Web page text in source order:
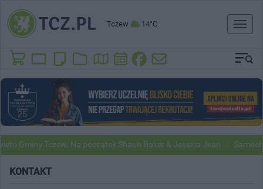
Tczew 14°C
Toggle
Gminy Tczew. Na początek Shaun Baker & Jessica Jean
KONTAKT